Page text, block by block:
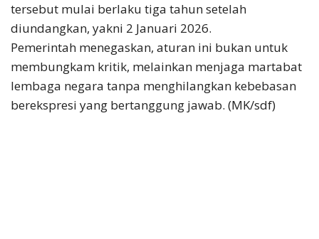
tersebut mulai berlaku tiga tahun setelah
diundangkan, yakni 2 Januari 2026.
Pemerintah menegaskan, aturan ini bukan untuk
membungkam kritik, melainkan menjaga martabat
lembaga negara tanpa menghilangkan kebebasan
berekspresi yang bertanggung jawab. (MK/sdf)